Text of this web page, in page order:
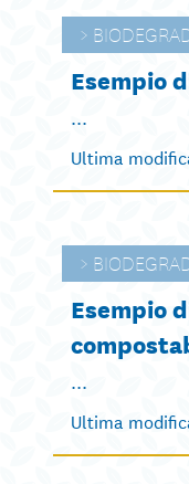
Esempio
...
Ultima
Esempio
...
Ultima